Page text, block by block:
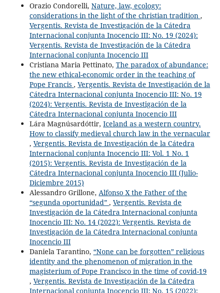
Orazio Condorelli, Nature, law, ecology:
considerations in the light of the christian tradition ,
Vergentis. Revista de Investigación de la Cátedra
Internacional conjunta Inocencio III: No. 19 (2024):
Vergentis. Revista de Investigación de la Cátedra
Internacional conjunta Inocencio III
Cristiana Maria Pettinato, The paradox of abundance:
the new ethical-economic order in the teaching of
Pope Francis , Vergentis. Revista de Investigación de la
Cátedra Internacional conjunta Inocencio III: No. 19
(2024): Vergentis. Revista de Investigación de la
Cátedra Internacional conjunta Inocencio III
Lára Magnúsardóttir, Iceland as a western country.
How to classify medieval church law in the vernacular
, Vergentis. Revista de Investigación de la Cátedra
Internacional conjunta Inocencio III: Vol. 1 No. 1
(2015): Vergentis. Revista de Investigación de la
Cátedra Internacional conjunta Inocencio III (Julio-
Diciembre 2015)
Alessandro Grillone, Alfonso X the Father of the
“segunda oportunidad” , Vergentis. Revista de
Investigación de la Cátedra Internacional conjunta
Inocencio III: No. 14 (2022): Vergentis. Revista de
Investigación de la Cátedra Internacional conjunta
Inocencio III
Daniela Tarantino, “None can be forgotten” religious
identity and the phenomenon of migration in the
magisterium of Pope Francisco in the time of covid-19
, Vergentis. Revista de Investigación de la Cátedra
Internacional conjunta Inocencio III: No. 15 (2022):